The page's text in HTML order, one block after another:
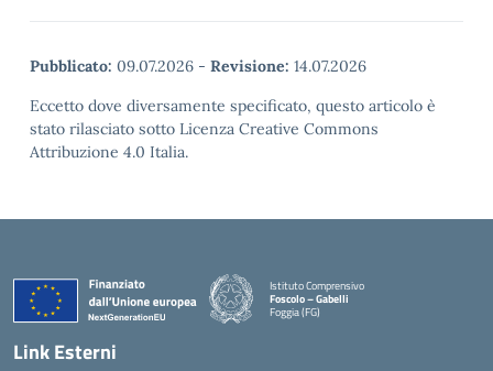
Pubblicato: 09.07.2026 - Revisione: 14.07.2026
Eccetto dove diversamente specificato, questo articolo è
stato rilasciato sotto Licenza Creative Commons
Attribuzione 4.0 Italia.
Istituto Comprensivo
Foscolo – Gabelli
Foggia (FG)
— Visita la pagina iniziale della scuola
Link Esterni